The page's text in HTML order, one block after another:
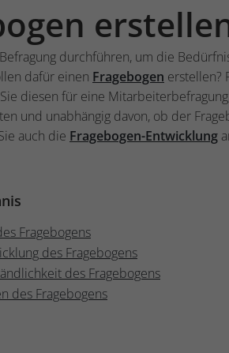
durchführen, um die
dafür einen Fragebogen erstellen?
diesen für eine
und unabhängig davon, ob der
auch die Fragebogen-Entwicklung
Fragebogens
des Fragebogens
des Fragebogens
des Fragebogens